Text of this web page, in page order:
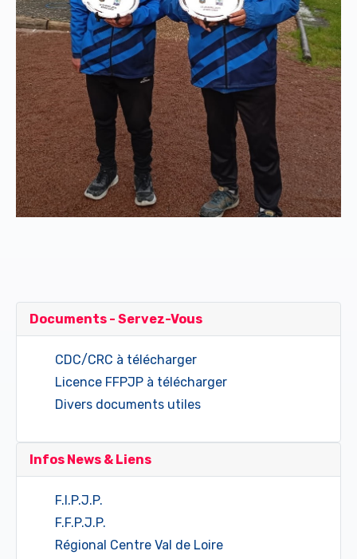
Documents - Servez-Vous
CDC/CRC à télécharger
Licence FFPJP à télécharger
Divers documents utiles
Infos News & Liens
F.I.P.J.P.
F.F.P.J.P.
Régional Centre Val de Loire